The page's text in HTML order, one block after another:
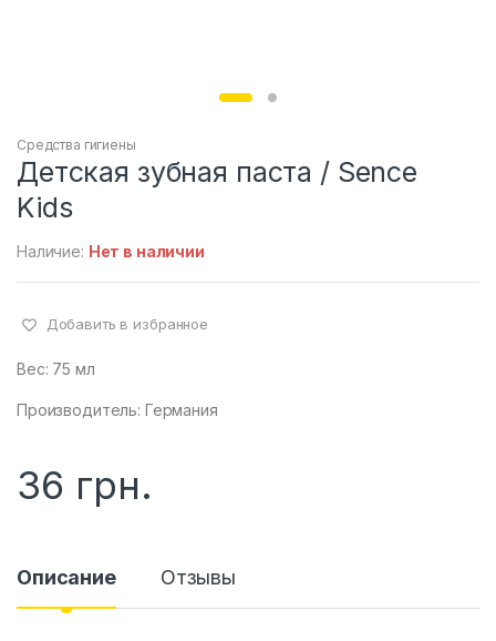
Средства гигиены
Детская зубная паста / Sence
Kids
Наличие: Нет в наличии
Добавить в избранное
Вес: 75 мл
Производитель: Германия
36 грн.
Описание Отзывы